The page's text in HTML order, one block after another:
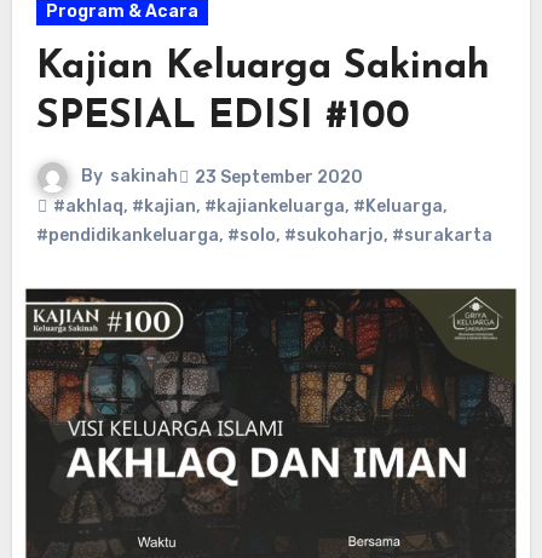
Program & Acara
Kajian Keluarga Sakinah
SPESIAL EDISI #100
By sakinah
23 September 2020
#akhlaq, #kajian, #kajiankeluarga, #Keluarga,
#pendidikankeluarga, #solo, #sukoharjo, #surakarta